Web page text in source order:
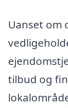
Uanset om
tilbud og